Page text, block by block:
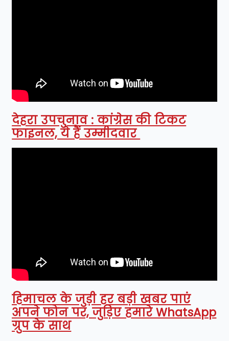
देहरा उपचुनाव : कांग्रेस की टिकट
फाइनल, ये हैं उम्मीदवार
हिमाचल के जुड़ी हर बड़ी खबर पाएं
अपने फोन पर, जुड़िए हमारे WhatsApp
ग्रुप के साथ